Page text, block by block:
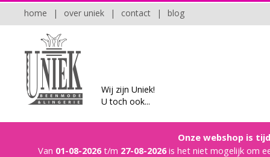
blog
|
contact
|
over uniek
|
home
Wij zijn Uniek!
U toch ook...
Onze webshop is
Van 01-08-2026t/m 27-08-2026is het niet mogelijk om